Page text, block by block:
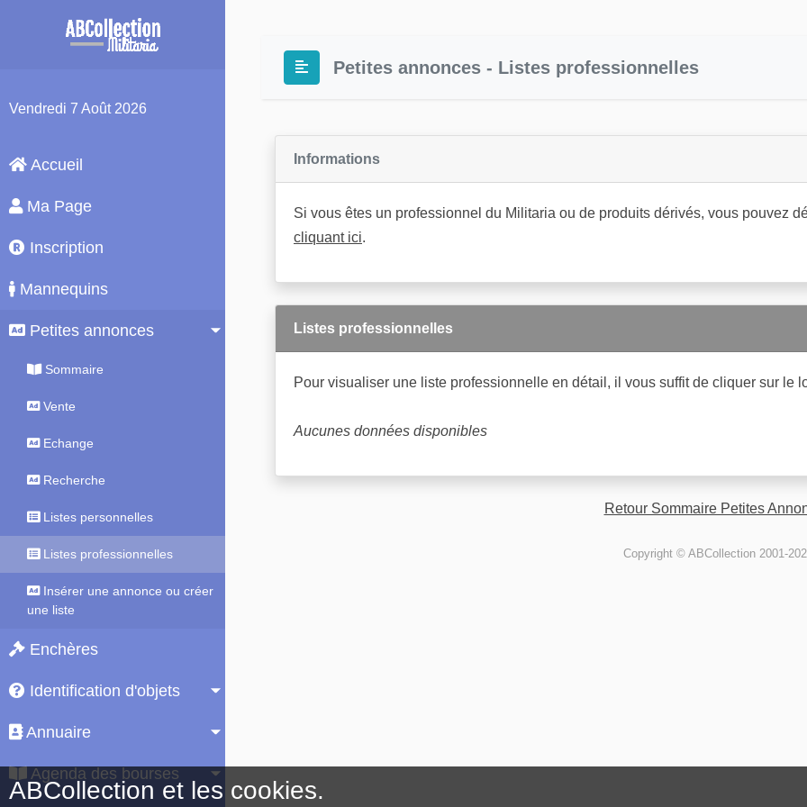
Vendredi 7 Août 2026
Accueil
Ma Page
Inscription
Mannequins
Petites annonces
Sommaire
Vente
Echange
Recherche
Listes personnelles
Listes professionnelles
Insérer une annonce ou créer
une liste
Enchères
Identification d'objets
Annuaire
Agenda des bourses
Petites annonces - Listes professionnelles
Informations
Si vous êtes un professionnel du Militaria ou de produits dérivés, vous pouvez
cliquant ici.
Listes professionnelles
Pour visualiser une liste professionnelle en détail, il vous suffit de cliquer sur le
Aucunes données disponibles
Retour Sommaire Petites
Copyright © ABCollection 2001-
ABCollection et les cookies.